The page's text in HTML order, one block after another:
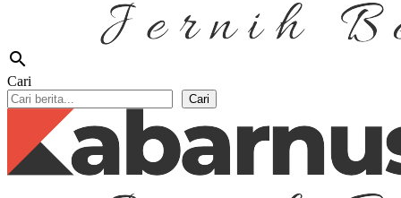
search
Cari
Cari